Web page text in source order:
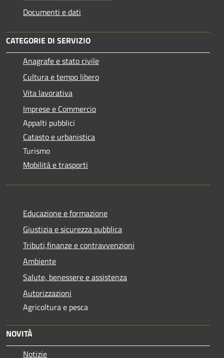
Documenti e dati
CATEGORIE DI SERVIZIO
Anagrafe e stato civile
Cultura e tempo libero
Vita lavorativa
Imprese e Commercio
Appalti pubblici
Catasto e urbanistica
Turismo
Mobilità e trasporti
Educazione e formazione
Giustizia e sicurezza pubblica
Tributi,finanze e contravvenzioni
Ambiente
Salute, benessere e assistenza
Autorizzazioni
Agricoltura e pesca
NOVITÀ
Notizie